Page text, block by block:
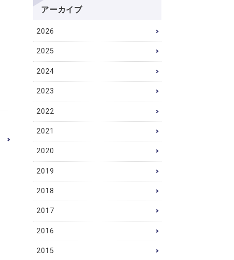
アーカイブ
2026
2025
2024
2023
2022
2021
2020
2019
2018
2017
2016
2015